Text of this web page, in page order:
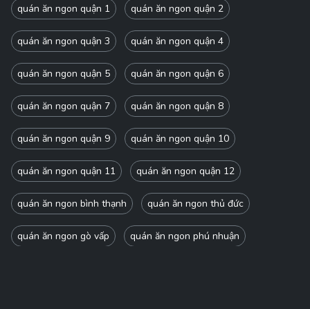
quán ăn ngon quận 1 quán ăn ngon quận 2
quán ăn ngon quận 3 quán ăn ngon quận 4
quán ăn ngon quận 5 quán ăn ngon quận 6
quán ăn ngon quận 7 quán ăn ngon quận 8
quán ăn ngon quận 9 quán ăn ngon quận 10
quán ăn ngon quận 11 quán ăn ngon quận 12
quán ăn ngon bình thạnh quán ăn ngon thủ đức
quán ăn ngon gò vấp quán ăn ngon phú nhuận